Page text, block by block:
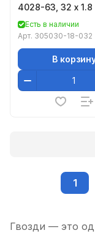
4028-63, 32 х
кг, ЗУБР
Есть в наличии
Арт. 305030-18-032
В
1
Гвозди — это